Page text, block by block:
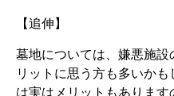
【追伸】
墓地については、嫌悪施設
リットに思う方も多いか
は実はメリットもありま